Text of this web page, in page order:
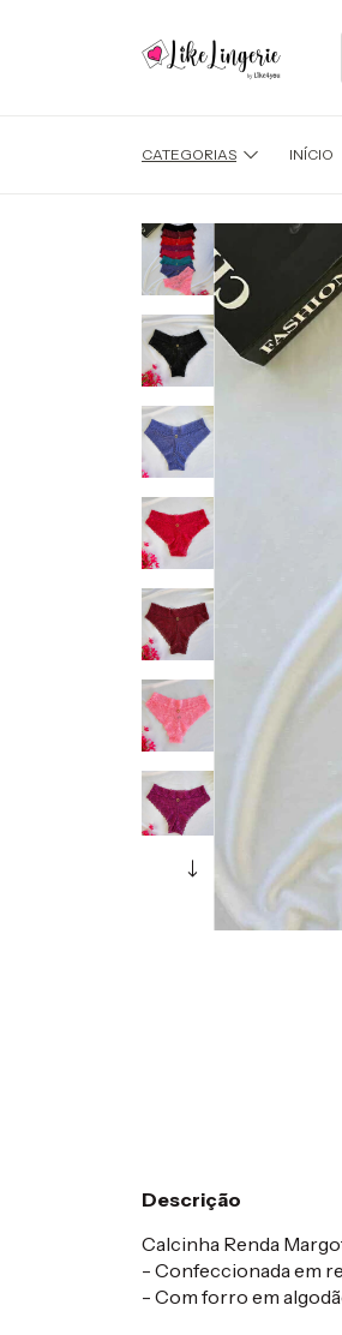
CATEGORIAS INÍCIO
Descrição
Calcinha Renda
- Confeccionada em
- Com forro em